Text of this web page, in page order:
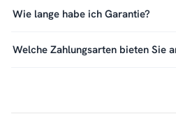
Wie lange habe ich Garantie?
Welche Zahlungsarten bieten Sie